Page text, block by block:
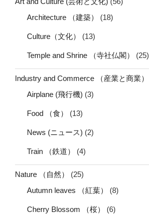
Architecture （建築）
(18)
Culture（文化） (13)
Temple and Shrine （寺社仏閣） (25)
Industry and Commerce （産業と商業）
Airplane (飛行機) (3)
Food （食） (13)
News (ニュース) (2)
Train （鉄道） (4)
Nature （自然）
(25)
Autumn leaves （紅葉）
(8)
Cherry Blossom （桜） (6)